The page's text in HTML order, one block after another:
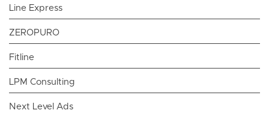
Line Express
ZEROPURO
Fitline
LPM Consulting
Next Level Ads